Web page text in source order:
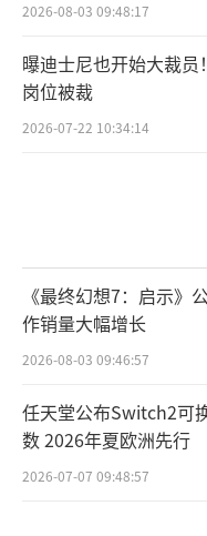
2026-08-03 09:48:17
曝迪士尼也开始大裁员
岗位被裁
2026-07-22 10:34:14
《最终幻想7：启示》
作销量大幅增长
2026-08-03 09:46:57
任天堂公布Switch2可
数 2026年夏欧洲先行
2026-07-07 09:48:57